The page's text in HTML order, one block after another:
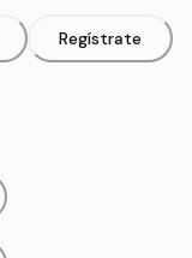
Regístrate